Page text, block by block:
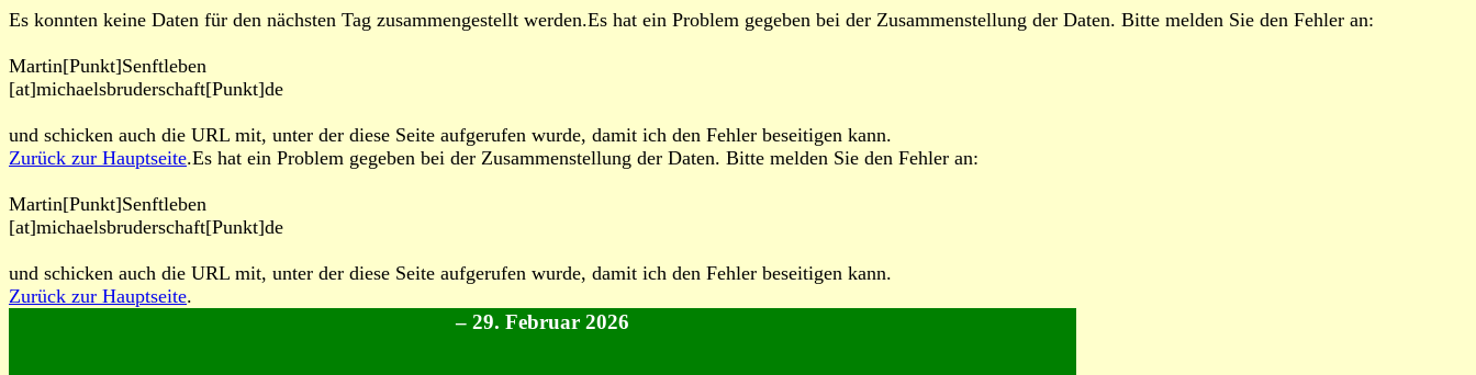
Es konnten keine Daten für den nächsten Tag zusammengestellt werden.Es hat ein Problem gegeben bei der Zusammenstellung der Daten. Bitte melden Sie den Fehler an:
Martin[Punkt]Senftleben
[at]michaelsbruderschaft[Punkt]de
und schicken auch die URL mit, unter der diese Seite aufgerufen wurde, damit ich den Fehler beseitigen kann.
Zurück zur Hauptseite.Es hat ein Problem gegeben bei der Zusammenstellung der Daten. Bitte melden Sie den Fehler an:
Martin[Punkt]Senftleben
[at]michaelsbruderschaft[Punkt]de
und schicken auch die URL mit, unter der diese Seite aufgerufen wurde, damit ich den Fehler beseitigen kann.
Zurück zur Hauptseite.
– 29. Februar 2026